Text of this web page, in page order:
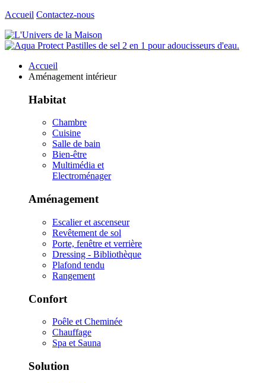
Accueil Contactez-nous
Accueil
Aménagement intérieur
Habitat
Chambre
Cuisine
Salle de bain
Bien-être
Multimédia et
Electroménager
Aménagement
Escalier et ascenseur
Revêtement de sol
Porte, fenêtre et verrière
Dressing - Bibliothèque
Plafond tendu
Rangement
Confort
Poêle et Cheminée
Chauffage
Spa et Sauna
Solution